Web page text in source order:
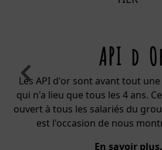
API d Or
sont avant tout une aventure
que tous les 4 ans. Ce concours
les salariés du groupe API
de nous montrer leur
En savoir plus...
Previous